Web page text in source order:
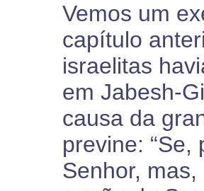
Vemos um
capítulo
israelitas
em Jabesh-
causa da
previne:
Senhor,